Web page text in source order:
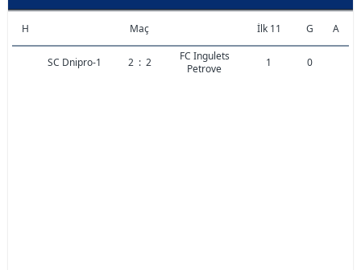
H Maç İlk 11 G A
SC Dnipro-1 2 : 2
FC Ingulets
Petrove
1 0